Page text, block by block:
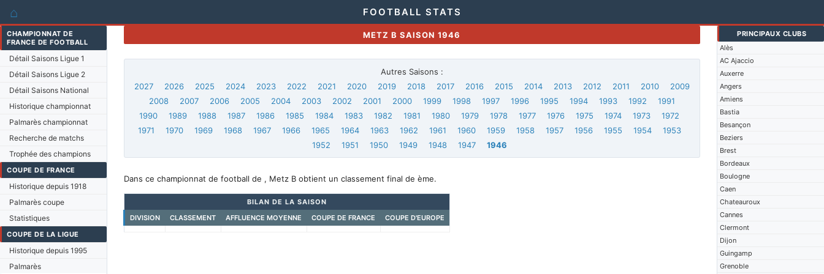
⌂ FOOTBALL STATS
CHAMPIONNAT DE
FRANCE DE FOOTBALL
Détail Saisons Ligue 1
Détail Saisons Ligue 2
Détail Saisons National
Historique championnat
Palmarès championnat
Recherche de matchs
Trophée des champions
COUPE DE FRANCE
Historique depuis 1918
Palmarès coupe
Statistiques
COUPE DE LA LIGUE
Historique depuis 1995
Palmarès
PRINCIPAUX CLUBS
Alès
AC Ajaccio
Auxerre
Angers
Amiens
Bastia
Besançon
Beziers
Brest
Bordeaux
Boulogne
Caen
Chateauroux
Cannes
Clermont
Dijon
Guingamp
Grenoble
METZ B SAISON 1946
Autres Saisons :
2027
2026 2025 2024 2023 2022 2021 2020 2019 2018 2017 2016 2015 2014 2013 2012 2011 2010
2009
2008
2007 2006 2005 2004 2003 2002 2001 2000 1999 1998 1997 1996 1995 1994 1993 1992
1991
1990
1989 1988 1987 1986 1985 1984 1983 1982 1981 1980 1979 1978 1977 1976 1975 1974 1973
1972
1971
1970 1969 1968 1967 1966 1965 1964 1963 1962 1961 1960 1959 1958 1957 1956 1955 1954
1953
1952
1951 1950 1949 1948 1947 1946
Dans ce championnat de football de , Metz B obtient un classement final de ème.
BILAN DE LA SAISON
DIVISION
CLASSEMENT AFFLUENCE MOYENNE COUPE DE FRANCE COUPE D'EUROPE